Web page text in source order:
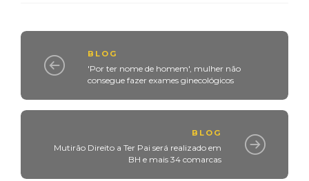
BLOG
'Por ter nome de homem', mulher não
consegue fazer exames ginecológicos
BLOG
Mutirão Direito a Ter Pai será realizado em
BH e mais 34 comarcas